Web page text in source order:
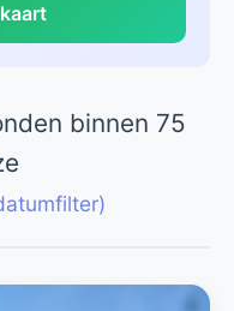
binnen 75